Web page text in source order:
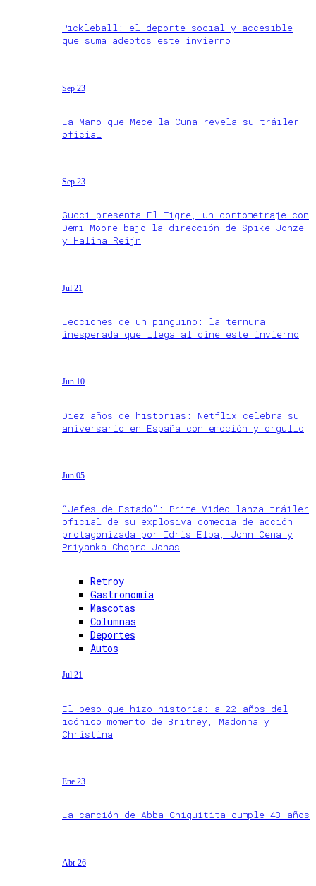
Pickleball: el deporte social y accesible
que suma adeptos este invierno
Sep 23
La Mano que Mece la Cuna revela su tráiler
oficial
Sep 23
Gucci presenta El Tigre, un cortometraje con
Demi Moore bajo la dirección de Spike Jonze
y Halina Reijn
Jul 21
Lecciones de un pingüino: la ternura
inesperada que llega al cine este invierno
Jun 10
Diez años de historias: Netflix celebra su
aniversario en España con emoción y orgullo
Jun 05
“Jefes de Estado”: Prime Video lanza tráiler
oficial de su explosiva comedia de acción
protagonizada por Idris Elba, John Cena y
Priyanka Chopra Jonas
Retroy
Gastronomía
Mascotas
Columnas
Deportes
Autos
Jul 21
El beso que hizo historia: a 22 años del
icónico momento de Britney, Madonna y
Christina
Ene 23
La canción de Abba Chiquitita cumple 43 años
Abr 26